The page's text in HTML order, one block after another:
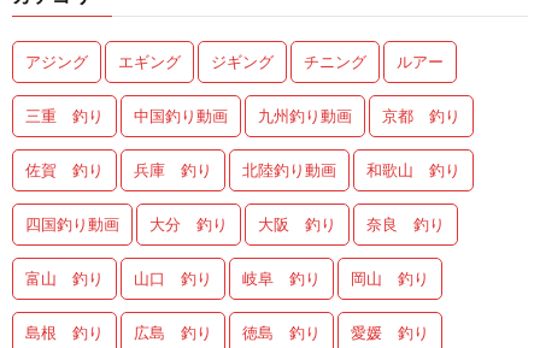
アジング エギング ジギング チニング ルアー
三重 釣り 中国釣り動画 九州釣り動画 京都 釣り
佐賀 釣り 兵庫 釣り 北陸釣り動画 和歌山 釣り
四国釣り動画 大分 釣り 大阪 釣り 奈良 釣り
富山 釣り 山口 釣り 岐阜 釣り 岡山 釣り
島根 釣り 広島 釣り 徳島 釣り 愛媛 釣り